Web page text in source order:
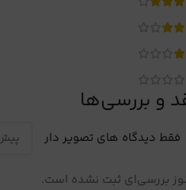
و بررسی‌ها
فقط دیدگاه های تصویر دار
بررسی‌ای ثبت نشده است.